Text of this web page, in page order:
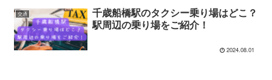
交通
千歳船橋駅のタクシー乗り場はどこ？
駅周辺の乗り場をご紹介！
2024.08.01